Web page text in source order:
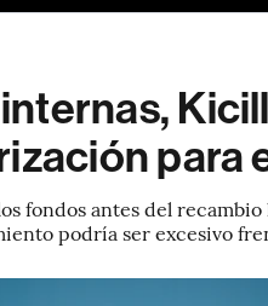
para
fondos antes del
podría ser excesivo